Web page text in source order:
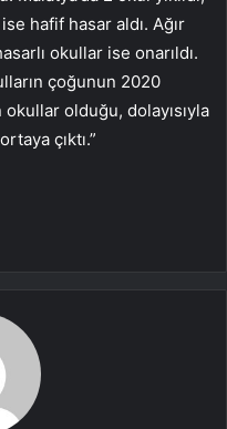
hafif hasar aldı. Ağır
okullar ise onarıldı.
çoğunun 2020
olduğu, dolayısıyla
çıktı.”